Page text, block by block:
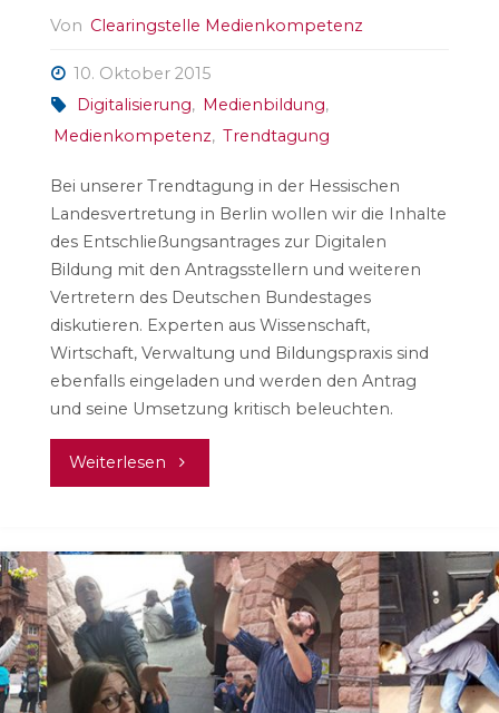
Von Clearingstelle Medienkompetenz
10. Oktober 2015
Digitalisierung, Medienbildung,
Medienkompetenz, Trendtagung
Bei unserer Trendtagung in der Hessischen
Landesvertretung in Berlin wollen wir die Inhalte
des Entschließungsantrages zur Digitalen
Bildung mit den Antragsstellern und weiteren
Vertretern des Deutschen Bundestages
diskutieren. Experten aus Wissenschaft,
Wirtschaft, Verwaltung und Bildungspraxis sind
ebenfalls eingeladen und werden den Antrag
und seine Umsetzung kritisch beleuchten.
Weiterlesen "Auftrag
Politik,
Gesellschaft
und
Medien"